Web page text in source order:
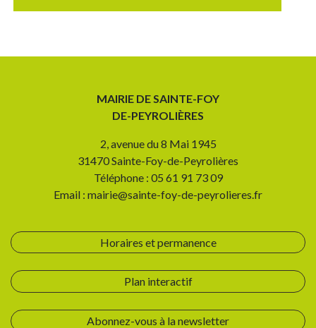
MAIRIE DE SAINTE-FOY
DE-PEYROLIÈRES
2, avenue du 8 Mai 1945
31470 Sainte-Foy-de-Peyrolières
Téléphone : 05 61 91 73 09
Email : mairie@sainte-foy-de-peyrolieres.fr
Horaires et permanence
Plan interactif
Abonnez-vous à la newsletter